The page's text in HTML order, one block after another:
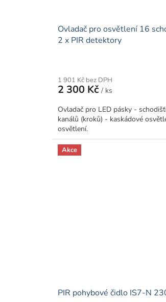
Ovladač pro osvětlení 16
2 x PIR detektory
1 901 Kč bez DPH
2 300 Kč / ks
Ovladač pro LED pásky -
kanálů (kroků) - kaskádové
osvětlení.
Akce
PIR pohybové čidlo IS7-N